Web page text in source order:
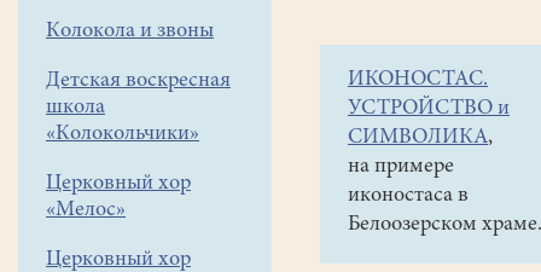
Колокола и звоны
Детская воскресная
школа
«Колокольчики»
Церковный хор
«Мелос»
Церковный хор
16
городской
библиотеке
концерт
ИКОНОСТАС.
УСТРОЙСТВО и
СИМВОЛИКА,
на примере
иконостаса в
Белоозерском храме.